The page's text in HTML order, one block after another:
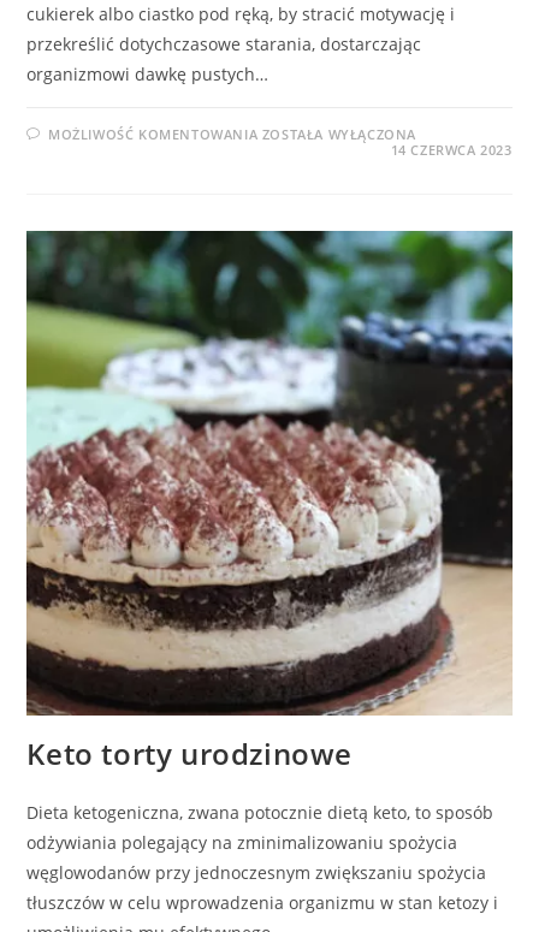
cukierek albo ciastko pod ręką, by stracić motywację i
przekreślić dotychczasowe starania, dostarczając
organizmowi dawkę pustych…
MOŻLIWOŚĆ KOMENTOWANIA ZDROWE,
ZOSTAŁA WYŁĄCZONA
14 CZERWCA 2023
Keto torty urodzinowe
Dieta ketogeniczna, zwana potocznie dietą keto, to sposób
odżywiania polegający na zminimalizowaniu spożycia
węglowodanów przy jednoczesnym zwiększaniu spożycia
tłuszczów w celu wprowadzenia organizmu w stan ketozy i